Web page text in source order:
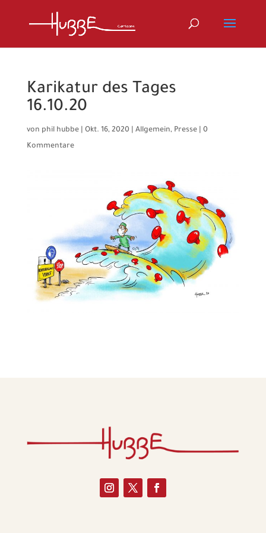
Karikatur des Tages
16.10.20
von phil hubbe| Okt. 16, 2020| Allgemein, Presse| 0
Kommentare